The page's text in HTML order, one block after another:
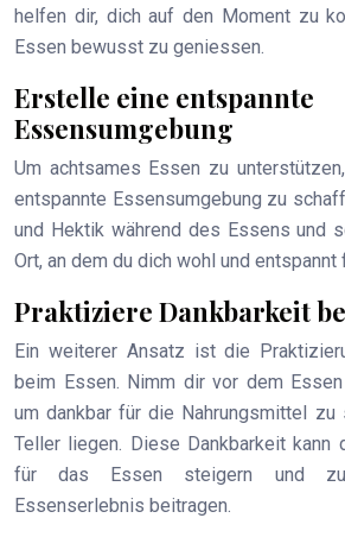
helfen dir, dich auf den Moment zu
Essen bewusst zu geniessen.
Erstelle eine entspannte
Essensumgebung
Um achtsames Essen zu
entspannte Essensumgebung zu
und Hektik während des Essens und
Ort, an dem du dich wohl und entspannt
Praktiziere Dankbarkeit
Ein weiterer Ansatz ist die
beim Essen. Nimm dir vor dem
um dankbar für die Nahrungsmittel zu
Teller liegen. Diese Dankbarkeit kann
für das Essen steigern und
Essenserlebnis beitragen.